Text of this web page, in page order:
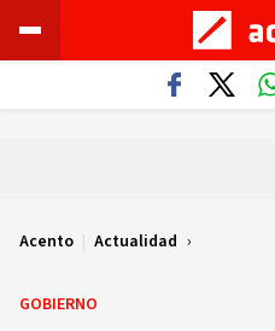
Acento | Actualidad
GOBIERNO